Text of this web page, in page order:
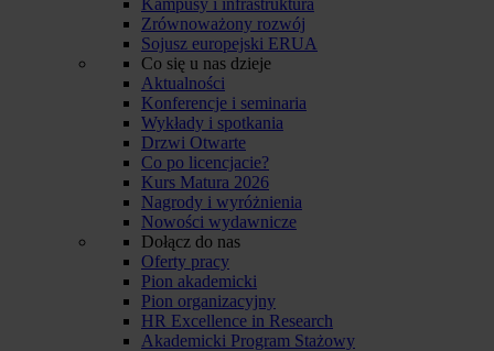
Zrównoważony rozwój
Sojusz europejski ERUA
Co się u nas dzieje
Aktualności
Konferencje i seminaria
Wykłady i spotkania
Drzwi Otwarte
Co po licencjacie?
Kurs Matura 2026
Nagrody i wyróżnienia
Nowości wydawnicze
Dołącz do nas
Oferty pracy
Pion akademicki
Pion organizacyjny
HR Excellence in Research
Akademicki Program Stażowy